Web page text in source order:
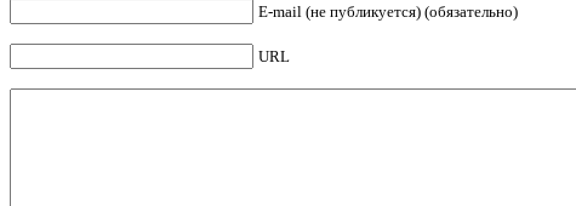
E-mail (не публикуется) (обязательно)
URL